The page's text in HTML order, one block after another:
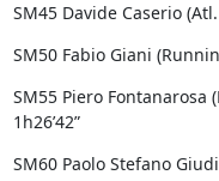
SM45 Davide Caserio
SM50 Fabio Giani
SM55 Piero Fontanarosa
1h26’42”
SM60 Paolo Stefano